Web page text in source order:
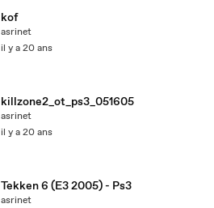
kof
asrinet
il y a 20 ans
killzone2_ot_ps3_051605
asrinet
il y a 20 ans
Tekken 6 (E3 2005) - Ps3
asrinet